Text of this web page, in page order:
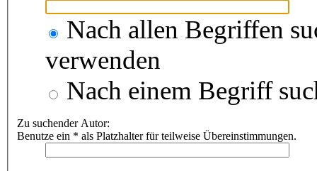
Nach allen Begriffen
verwenden
Nach einem Begriff
Zu suchender Autor:
Benutze ein * als Platzhalter für teilweise Übereinstimmungen.